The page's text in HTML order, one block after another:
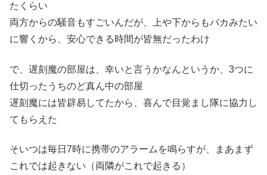
たくらい
両方からの騒音もすごいんだが、上や下からもバカみたい
に響くから、安心できる時間が皆無だったわけ
で、遅刻魔の部屋は、幸いと言うかなんというか、3つに
仕切ったうちのど真ん中の部屋
遅刻魔には皆辟易してたから、喜んで目覚まし隊に協力し
てもらえた
そいつは毎日7時に携帯のアラームを鳴らすが、まあまず
これでは起きない（両隣がこれで起きる）